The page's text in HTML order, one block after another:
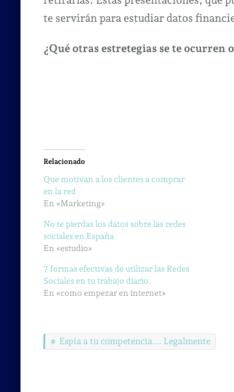
te servirán para estudiar datos
¿Qué otras estretegias se te ocurren
Relacionado
Que motivan a los clientes a comprar
en la red
En «Marketing»
No te pierdas los datos sobre las redes
sociales en España
En «estudio»
7 formas efectivas de utilizar las Redes
Sociales en tu trabajo diario.
En «como empezar en internet»
Espía a tu competencia... Legalmente